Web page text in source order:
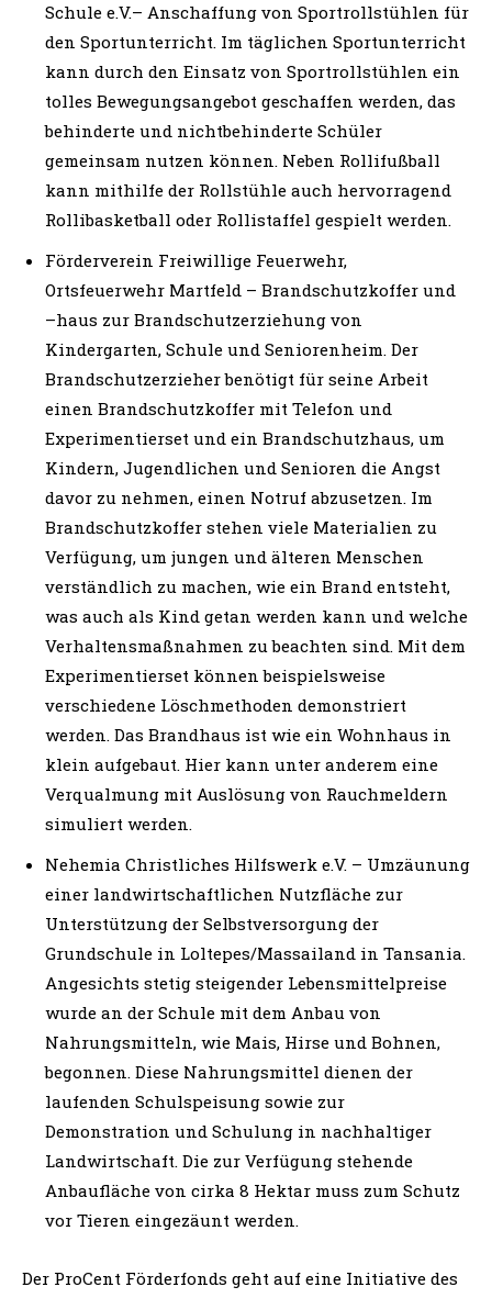
Schule e.V.– Anschaffung von Sportrollstühlen für
den Sportunterricht. Im täglichen Sportunterricht
kann durch den Einsatz von Sportrollstühlen ein
tolles Bewegungsangebot geschaffen werden, das
behinderte und nichtbehinderte Schüler
gemeinsam nutzen können. Neben Rollifußball
kann mithilfe der Rollstühle auch hervorragend
Rollibasketball oder Rollistaffel gespielt werden.
Förderverein Freiwillige Feuerwehr,
Ortsfeuerwehr Martfeld – Brandschutzkoffer und
–haus zur Brandschutzerziehung von
Kindergarten, Schule und Seniorenheim. Der
Brandschutzerzieher benötigt für seine Arbeit
einen Brandschutzkoffer mit Telefon und
Experimentierset und ein Brandschutzhaus, um
Kindern, Jugendlichen und Senioren die Angst
davor zu nehmen, einen Notruf abzusetzen. Im
Brandschutzkoffer stehen viele Materialien zu
Verfügung, um jungen und älteren Menschen
verständlich zu machen, wie ein Brand entsteht,
was auch als Kind getan werden kann und welche
Verhaltensmaßnahmen zu beachten sind. Mit dem
Experimentierset können beispielsweise
verschiedene Löschmethoden demonstriert
werden. Das Brandhaus ist wie ein Wohnhaus in
klein aufgebaut. Hier kann unter anderem eine
Verqualmung mit Auslösung von Rauchmeldern
simuliert werden.
Nehemia Christliches Hilfswerk e.V. – Umzäunung
einer landwirtschaftlichen Nutzfläche zur
Unterstützung der Selbstversorgung der
Grundschule in Loltepes/Massailand in Tansania.
Angesichts stetig steigender Lebensmittelpreise
wurde an der Schule mit dem Anbau von
Nahrungsmitteln, wie Mais, Hirse und Bohnen,
begonnen. Diese Nahrungsmittel dienen der
laufenden Schulspeisung sowie zur
Demonstration und Schulung in nachhaltiger
Landwirtschaft. Die zur Verfügung stehende
Anbaufläche von cirka 8 Hektar muss zum Schutz
vor Tieren eingezäunt werden.
Der ProCent Förderfonds geht auf eine Initiative des